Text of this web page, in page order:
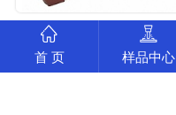
电池铝外壳cnc加工
首 页 样品中心